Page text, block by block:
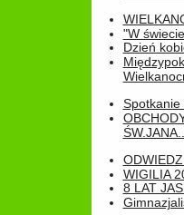
"W
Dzień
Spotkanie
WIGILIA
8 LAT